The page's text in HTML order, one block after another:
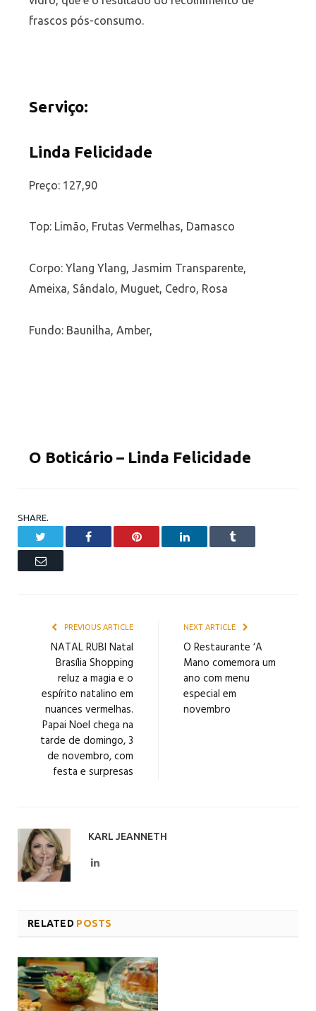
frascos pós-consumo.
Serviço:
Linda Felicidade
Preço: 127,90
Top: Limão, Frutas Vermelhas, Damasco
Corpo: Ylang Ylang, Jasmim Transparente,
Ameixa, Sândalo, Muguet, Cedro, Rosa
Fundo: Baunilha, Amber,
O Boticário – Linda Felicidade
SHARE.
Facebook Pinterest LinkedIn Tumblr
Email
PREVIOUS ARTICLE
NATAL RUBI Natal
Brasília Shopping
reluz a magia e o
espírito natalino em
nuances vermelhas.
Papai Noel chega na
tarde de domingo, 3
de novembro, com
festa e surpresas
NEXT ARTICLE
O Restaurante ‘A
Mano comemora um
ano com menu
especial em
novembro
KARL JEANNETH
LinkedIn
RELATED POSTS